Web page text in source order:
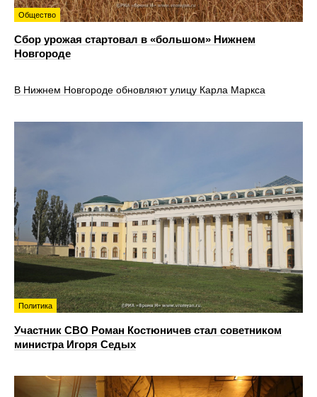
Общество
Сбор урожая стартовал в «большом» Нижнем
Новгороде
В Нижнем Новгороде обновляют улицу Карла Маркса
Политика
Участник СВО Роман Костюничев стал советником
министра Игоря Седых